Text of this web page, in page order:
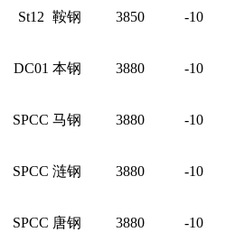
St12 鞍钢 3850 -10
DC01 本钢 3880 -10
SPCC 马钢 3880 -10
SPCC 涟钢 3880 -10
SPCC 唐钢 3880 -10